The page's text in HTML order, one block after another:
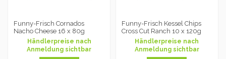
Funny-Frisch Cornados
Nacho Cheese 16 x 80g
Händlerpreise nach
Anmeldung sichtbar
Funny-Frisch Kessel Chips
Cross Cut Ranch 10 x 120g
Händlerpreise nach
Anmeldung sichtbar